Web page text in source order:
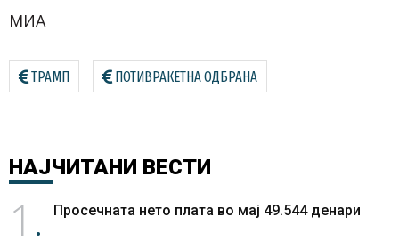
МИА
ТРАМП ПОТИВРАКЕТНА ОДБРАНА
НАЈЧИТАНИ ВЕСТИ
1 Просечната нето плата во мај 49.544 денари